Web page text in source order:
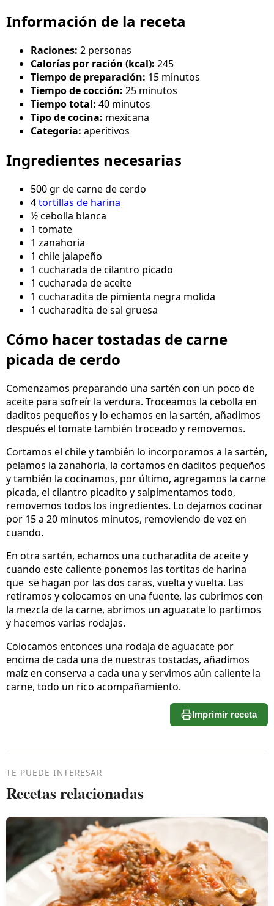
Información de la receta
Raciones: 2 personas
Calorías por ración (kcal): 245
Tiempo de preparación: 15 minutos
Tiempo de cocción: 25 minutos
Tiempo total: 40 minutos
Tipo de cocina: mexicana
Categoría: aperitivos
Ingredientes necesarias
500 gr de carne de cerdo
4tortillas de harina
½ cebolla blanca
1 tomate
1 zanahoria
1 chile jalapeño
1 cucharada de cilantro picado
1 cucharada de aceite
1 cucharadita de pimienta negra molida
1 cucharadita de sal gruesa
Cómo hacer tostadas de carne
picada de cerdo
Comenzamos preparando una sartén con un poco de
aceite para sofreír la verdura. Troceamos la cebolla en
daditos pequeños y lo echamos en la sartén, añadimos
después el tomate también troceado y removemos.
Cortamos el chile y también lo incorporamos a la sartén,
pelamos la zanahoria, la cortamos en daditos pequeños
y también la cocinamos, por último, agregamos la carne
picada, el cilantro picadito y salpimentamos todo,
removemos todos los ingredientes. Lo dejamos cocinar
por 15 a 20 minutos minutos, removiendo de vez en
cuando.
En otra sartén, echamos una cucharadita de aceite y
cuando este caliente ponemos las tortitas de harina
que se hagan por las dos caras, vuelta y vuelta. Las
retiramos y colocamos en una fuente, las cubrimos con
la mezcla de la carne, abrimos un aguacate lo partimos
y hacemos varias rodajas.
Colocamos entonces una rodaja de aguacate por
encima de cada una de nuestras tostadas, añadimos
maíz en conserva a cada una y servimos aún caliente la
carne, todo un rico acompañamiento.
Imprimir receta
TE PUEDE INTERESAR
Recetas relacionadas